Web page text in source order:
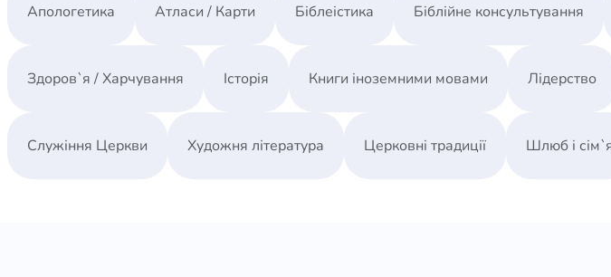
Апологетика Атласи / Карти Біблеістика Біблійне консультування
Здоров`я / Харчування Історія Книги іноземними мовами Лідерство
Служіння Церкви Художня література Церковні традиції Шлюб і